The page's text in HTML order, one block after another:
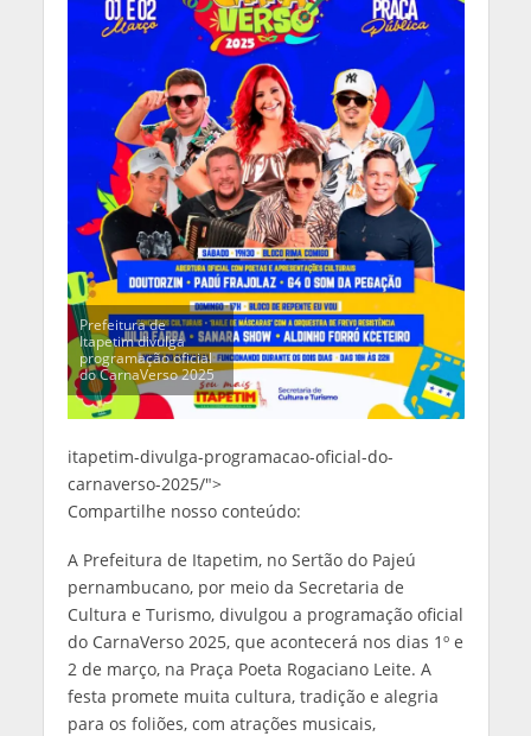
Prefeitura de
Itapetim divulga
programação oficial
do CarnaVerso 2025
itapetim-divulga-programacao-oficial-do-
carnaverso-2025/">
Compartilhe nosso conteúdo:
A Prefeitura de Itapetim, no Sertão do Pajeú
pernambucano, por meio da Secretaria de
Cultura e Turismo, divulgou a programação oficial
do CarnaVerso 2025, que acontecerá nos dias 1º e
2 de março, na Praça Poeta Rogaciano Leite. A
festa promete muita cultura, tradição e alegria
para os foliões, com atrações musicais,